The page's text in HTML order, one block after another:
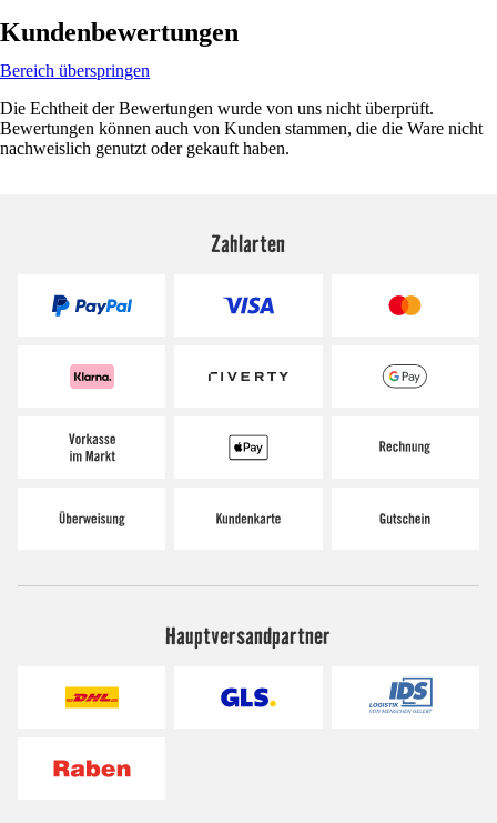
Kundenbewertungen
Bereich überspringen
Die Echtheit der Bewertungen wurde von uns nicht überprüft.
Bewertungen können auch von Kunden stammen, die die Ware nicht
nachweislich genutzt oder gekauft haben.
Zahlarten
Hauptversandpartner